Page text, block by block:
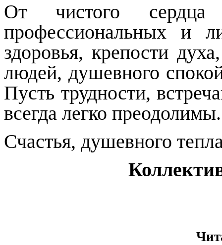
От чистого
профессиональных и
здоровья, крепости
людей, душевного
Пусть трудности,
всегда легко преодолимы.
Счастья, душевного